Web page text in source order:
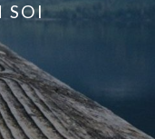
SOI